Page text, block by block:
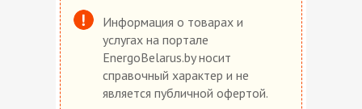
Информация о товарах и
услугах на портале
EnergoBelarus.by носит
справочный характер и не
является публичной офертой.